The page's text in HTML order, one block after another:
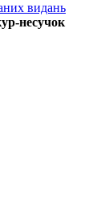
видань
несучок